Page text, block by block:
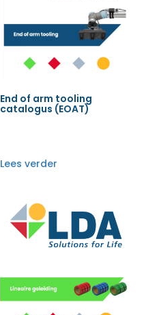
End of arm tooling
catalogus (EOAT)
Lees verder